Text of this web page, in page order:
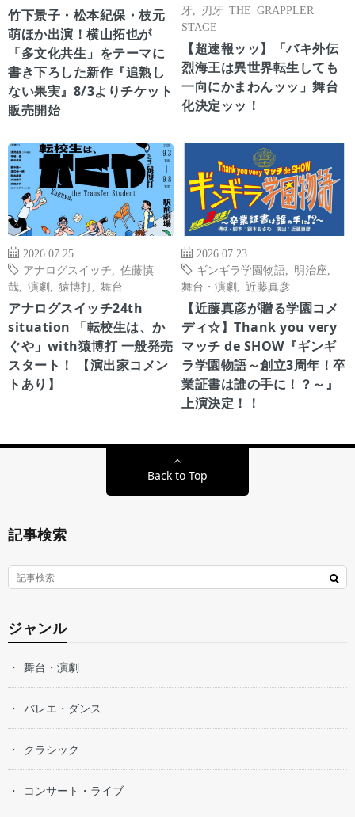
竹下景子・松本紀保・枝元
萌ほか出演！横山拓也が
「多文化共生」をテーマに
書き下ろした新作『追熟し
ない果実』8/3よりチケット
販売開始
牙
刃牙 THE GRAPPLER
STAGE
【超速報ッッ】「バキ外伝
烈海王は異世界転生しても
一向にかまわんッッ」舞台
化決定ッッ！
2026.07.25
アナログスイッチ
佐藤慎
哉
演劇 猿博打 舞台
アナログスイッチ24th
situation 「転校生は、か
ぐや」with猿博打 一般発売
スタート！ 【演出家コメン
トあり】
2026.07.23
ギンギラ学園物語
明治座
舞台・演劇
近藤真彦
【近藤真彦が贈る学園コメ
ディ☆】Thank you very
マッチ de SHOW『ギンギ
ラ学園物語～創立3周年！卒
業証書は誰の手に！？～』
上演決定！！
Back to Top
記事検索
ジャンル
舞台・演劇
バレエ・ダンス
クラシック
コンサート・ライブ